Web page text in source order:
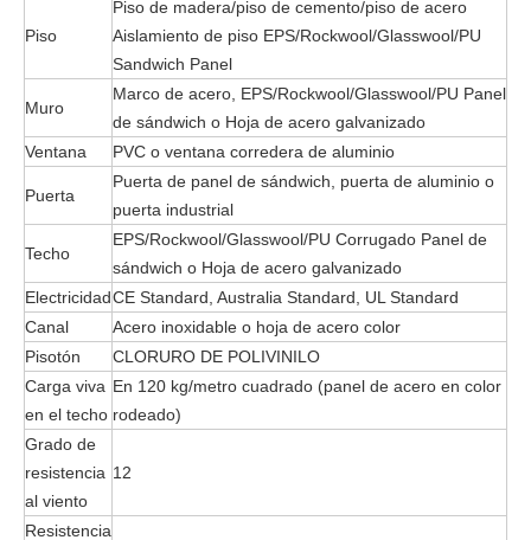
Piso
Piso de madera/piso de cemento/piso de acero
Aislamiento de piso EPS/Rockwool/Glasswool/PU
Sandwich Panel
Muro
Marco de acero, EPS/Rockwool/Glasswool/PU Panel
de sándwich o Hoja de acero galvanizado
Ventana
PVC o ventana corredera de aluminio
Puerta
Puerta de panel de sándwich, puerta de aluminio o
puerta industrial
Techo
EPS/Rockwool/Glasswool/PU Corrugado Panel de
sándwich o Hoja de acero galvanizado
ElectricidadCE Standard, Australia Standard, UL Standard
Canal
Acero inoxidable o hoja de acero color
Pisotón
CLORURO DE POLIVINILO
Carga viva
en el techo
En 120 kg/metro cuadrado (panel de acero en color
rodeado)
Grado de
resistencia
al viento
12
Resistencia